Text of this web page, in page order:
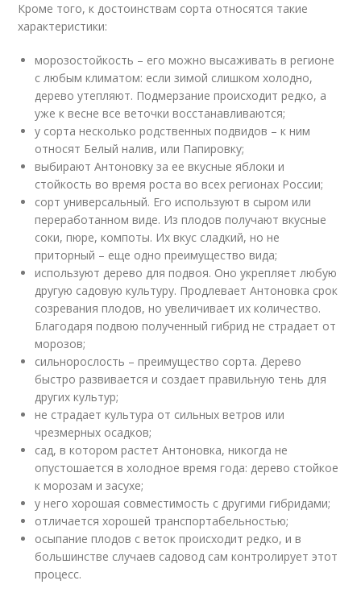
Кроме того, к достоинствам сорта относятся такие
характеристики:
морозостойкость – его можно высаживать в регионе
с любым климатом: если зимой слишком холодно,
дерево утепляют. Подмерзание происходит редко, а
уже к весне все веточки восстанавливаются;
у сорта несколько родственных подвидов – к ним
относят Белый налив, или Папировку;
выбирают Антоновку за ее вкусные яблоки и
стойкость во время роста во всех регионах России;
сорт универсальный. Его используют в сыром или
переработанном виде. Из плодов получают вкусные
соки, пюре, компоты. Их вкус сладкий, но не
приторный – еще одно преимущество вида;
используют дерево для подвоя. Оно укрепляет любую
другую садовую культуру. Продлевает Антоновка срок
созревания плодов, но увеличивает их количество.
Благодаря подвою полученный гибрид не страдает от
морозов;
сильнорослость – преимущество сорта. Дерево
быстро развивается и создает правильную тень для
других культур;
не страдает культура от сильных ветров или
чрезмерных осадков;
сад, в котором растет Антоновка, никогда не
опустошается в холодное время года: дерево стойкое
к морозам и засухе;
у него хорошая совместимость с другими гибридами;
отличается хорошей транспортабельностью;
осыпание плодов с веток происходит редко, и в
большинстве случаев садовод сам контролирует этот
процесс.